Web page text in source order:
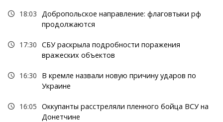
18:03
Добропольское направление: флаговтыки рф
продолжаются
17:30 СБУ раскрыла подробности поражения
вражеских объектов
16:30
В кремле назвали новую причину ударов по
Украине
16:05 Оккупанты расстреляли пленного бойца ВСУ на
Донетчине